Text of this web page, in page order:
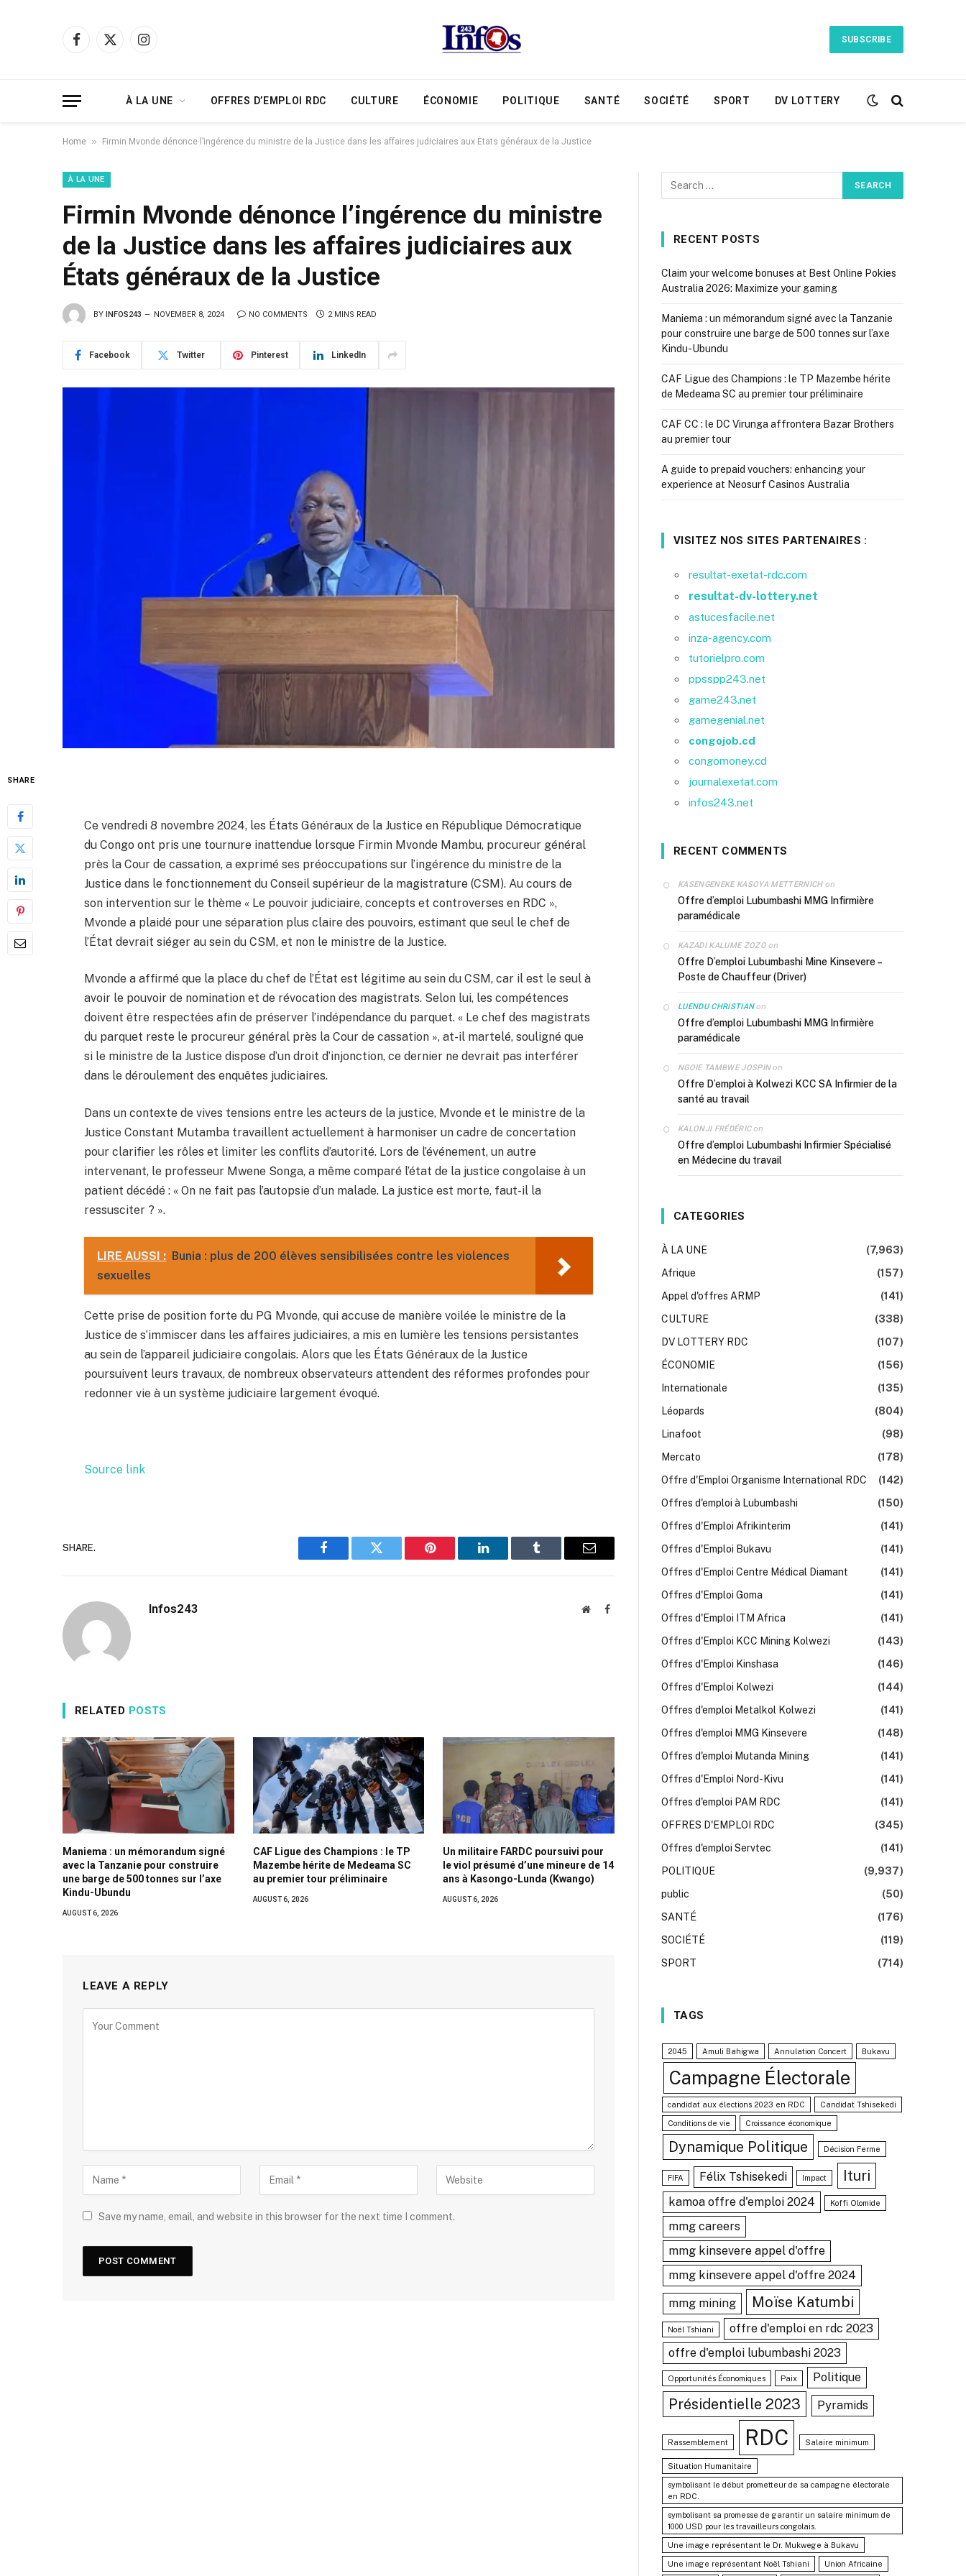
Facebook
X
Instagram
SUBSCRIBE
À LA UNE OFFRES D’EMPLOI RDC CULTURE ÉCONOMIE POLITIQUE SANTÉ SOCIÉTÉ SPORT DV LOTTERY
Home » Firmin Mvonde dénonce l’ingérence du ministre de la Justice dans les affaires judiciaires aux États généraux de la Justice
À LA UNE
Firmin Mvonde dénonce l’ingérence du ministre
de la Justice dans les affaires judiciaires aux
États généraux de la Justice
BY INFOS243 NOVEMBER 8, 2024 NO COMMENTS 2 MINS READ
Facebook Twitter Pinterest LinkedIn
SHARE
Ce vendredi 8 novembre 2024, les États Généraux de la Justice en République Démocratique
du Congo ont pris une tournure inattendue lorsque Firmin Mvonde Mambu, procureur général
près la Cour de cassation, a exprimé ses préoccupations sur l’ingérence du ministre de la
Justice dans le fonctionnement du Conseil supérieur de la magistrature (CSM). Au cours de
son intervention sur le thème « Le pouvoir judiciaire, concepts et controverses en RDC »,
Mvonde a plaidé pour une séparation plus claire des pouvoirs, estimant que seul le chef de
l’État devrait siéger au sein du CSM, et non le ministre de la Justice.
Mvonde a affirmé que la place du chef de l’État est légitime au sein du CSM, car il est le seul à
avoir le pouvoir de nomination et de révocation des magistrats. Selon lui, les compétences
doivent être respectées afin de préserver l’indépendance du parquet. « Le chef des magistrats
du parquet reste le procureur général près la Cour de cassation », at-il martelé, souligné que
si le ministre de la Justice dispose d’un droit d’injonction, ce dernier ne devrait pas interférer
dans le déroulement des enquêtes judiciaires.
Dans un contexte de vives tensions entre les acteurs de la justice, Mvonde et le ministre de la
Justice Constant Mutamba travaillent actuellement à harmoniser un cadre de concertation
pour clarifier les rôles et limiter les conflits d’autorité. Lors de l’événement, un autre
intervenant, le professeur Mwene Songa, a même comparé l’état de la justice congolaise à un
patient décédé : « On ne fait pas l’autopsie d’un malade. La justice est morte, faut-il la
ressusciter ? ».
LIRE AUSSI : Bunia : plus de 200 élèves sensibilisées contre les violences
sexuelles
Cette prise de position forte du PG Mvonde, qui accuse de manière voilée le ministre de la
Justice de s’immiscer dans les affaires judiciaires, a mis en lumière les tensions persistantes
au sein de l’appareil judiciaire congolais. Alors que les États Généraux de la Justice
poursuivent leurs travaux, de nombreux observateurs attendent des réformes profondes pour
redonner vie à un système judiciaire largement évoqué.
Source link
SHARE.
Facebook Twitter Pinterest LinkedIn Tumblr Email
Infos243 WebsiteFacebook
RELATED POSTS
Maniema : un mémorandum signé
avec la Tanzanie pour construire
une barge de 500 tonnes sur l’axe
Kindu-Ubundu
AUGUST 6, 2026
CAF Ligue des Champions : le TP
Mazembe hérite de Medeama SC
au premier tour préliminaire
AUGUST 6, 2026
Un militaire FARDC poursuivi pour
le viol présumé d’une mineure de 14
ans à Kasongo-Lunda (Kwango)
AUGUST 6, 2026
LEAVE A REPLY
Save my name, email, and website in this browser for the next time I comment.
RECENT POSTS
Claim your welcome bonuses at Best Online Pokies
Australia 2026: Maximize your gaming
Maniema : un mémorandum signé avec la Tanzanie
pour construire une barge de 500 tonnes sur l’axe
Kindu-Ubundu
CAF Ligue des Champions : le TP Mazembe hérite
de Medeama SC au premier tour préliminaire
CAF CC : le DC Virunga affrontera Bazar Brothers
au premier tour
A guide to prepaid vouchers: enhancing your
experience at Neosurf Casinos Australia
VISITEZ NOS SITES PARTENAIRES :
resultat-exetat-rdc.com
resultat-dv-lottery.net
astucesfacile.net
inza-agency.com
tutorielpro.com
ppsspp243.net
game243.net
gamegenial.net
congojob.cd
congomoney.cd
journalexetat.com
infos243.net
RECENT COMMENTS
KASENGENEKE KASOYA METTERNICHon
Offre d’emploi Lubumbashi MMG Infirmière
paramédicale
KAZADI KALUME ZOZOon
Offre D’emploi Lubumbashi Mine Kinsevere –
Poste de Chauffeur (Driver)
LUENDU CHRISTIANon
Offre d’emploi Lubumbashi MMG Infirmière
paramédicale
NGOIE TAMBWE JOSPINon
Offre D’emploi à Kolwezi KCC SA Infirmier de la
santé au travail
KALONJI FRÉDÉRICon
Offre d’emploi Lubumbashi Infirmier Spécialisé
en Médecine du travail
CATEGORIES
À LA UNE
(7,963)
Afrique
(157)
Appel d'offres ARMP
(141)
CULTURE
(338)
DV LOTTERY RDC
(107)
ÉCONOMIE
(156)
Internationale
(135)
Léopards
(804)
Linafoot
(98)
Mercato
(178)
Offre d'Emploi Organisme International RDC
(142)
Offres d'emploi à Lubumbashi
(150)
Offres d'Emploi Afrikinterim
(141)
Offres d'Emploi Bukavu
(141)
Offres d'Emploi Centre Médical Diamant
(141)
Offres d'Emploi Goma
(141)
Offres d'Emploi ITM Africa
(141)
Offres d'Emploi KCC Mining Kolwezi
(143)
Offres d'Emploi Kinshasa
(146)
Offres d'Emploi Kolwezi
(144)
Offres d'emploi Metalkol Kolwezi
(141)
Offres d'emploi MMG Kinsevere
(148)
Offres d'emploi Mutanda Mining
(141)
Offres d'Emploi Nord-Kivu
(141)
Offres d'emploi PAM RDC
(141)
OFFRES D'EMPLOI RDC
(345)
Offres d'emploi Servtec
(141)
POLITIQUE
(9,937)
public
(50)
SANTÉ
(176)
SOCIÉTÉ
(119)
SPORT
(714)
TAGS
2045 Amuli Bahigwa Annulation Concert Bukavu
Campagne Électorale
candidat aux élections 2023 en RDC Candidat Tshisekedi
Conditions de vie Croissance économique
Dynamique Politique Décision Ferme
FIFA Félix Tshisekedi Impact Ituri
kamoa offre d'emploi 2024 Koffi Olomide
mmg careers
mmg kinsevere appel d'offre
mmg kinsevere appel d'offre 2024
mmg mining Moïse Katumbi
Noël Tshiani
offre d'emploi en rdc 2023
offre d'emploi lubumbashi 2023
Opportunités Économiques Paix Politique
Présidentielle 2023 Pyramids
Rassemblement RDC Salaire minimum
Situation Humanitaire
symbolisant le début prometteur de sa campagne électorale
en RDC.
symbolisant sa promesse de garantir un salaire minimum de
1000 USD pour les travailleurs congolais.
Une image représentant le Dr. Mukwege à Bukavu
Une image représentant Noël Tshiani Union Africaine